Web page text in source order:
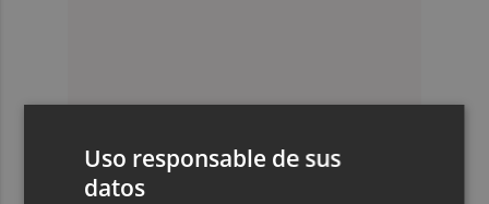
Uso responsable de sus
datos